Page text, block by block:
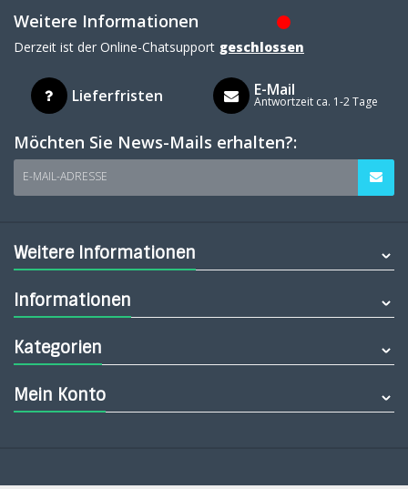
Weitere Informationen
Derzeit ist der Online-Chatsupport geschlossen
Lieferfristen E-Mail
Antwortzeit ca. 1-2 Tage
Möchten Sie News-Mails erhalten?:
E-MAIL-ADRESSE
Weitere Informationen
Informationen
Kategorien
Mein Konto